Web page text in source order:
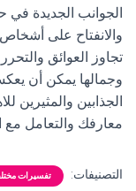
الجوانب الجديدة في
والانفتاح على
تجاوز العوائق
وجمالها يمكن أن
الجذابين والمثيرين
معارفك والتعامل مع
التصنيفات: تفسيرات